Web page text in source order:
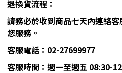
退換貨流程：
請務必於收到商品七天內連絡
您服務。
客服電話： 02-27699977
客服時間：週一至週五 08:30-